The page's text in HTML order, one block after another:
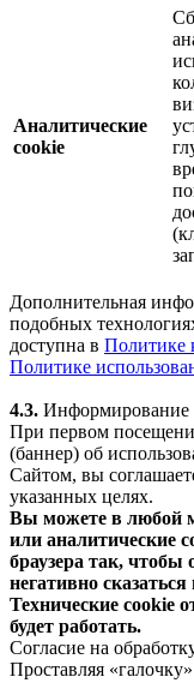
Аналитические
cookie
Дополнительная
подобных
доступна в Политике
Политике
4.3. Информирование
При первом
(баннер) об
Сайтом, вы
указанных целях.
Вы можете в любой
или аналитические
браузера так,
негативно
Технические cookie
будет работать.
Согласие на
Проставляя